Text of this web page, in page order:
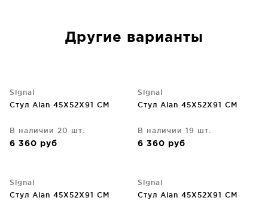
Другие варианты
Signal
Стул Alan 45X52X91 CM
В наличии 20 шт.
6 360 руб
Signal
Стул Alan 45X52X91 CM
В наличии 19 шт.
6 360 руб
Signal
Стул Alan 45X52X91 CM
Signal
Стул Alan 45X52X91 CM